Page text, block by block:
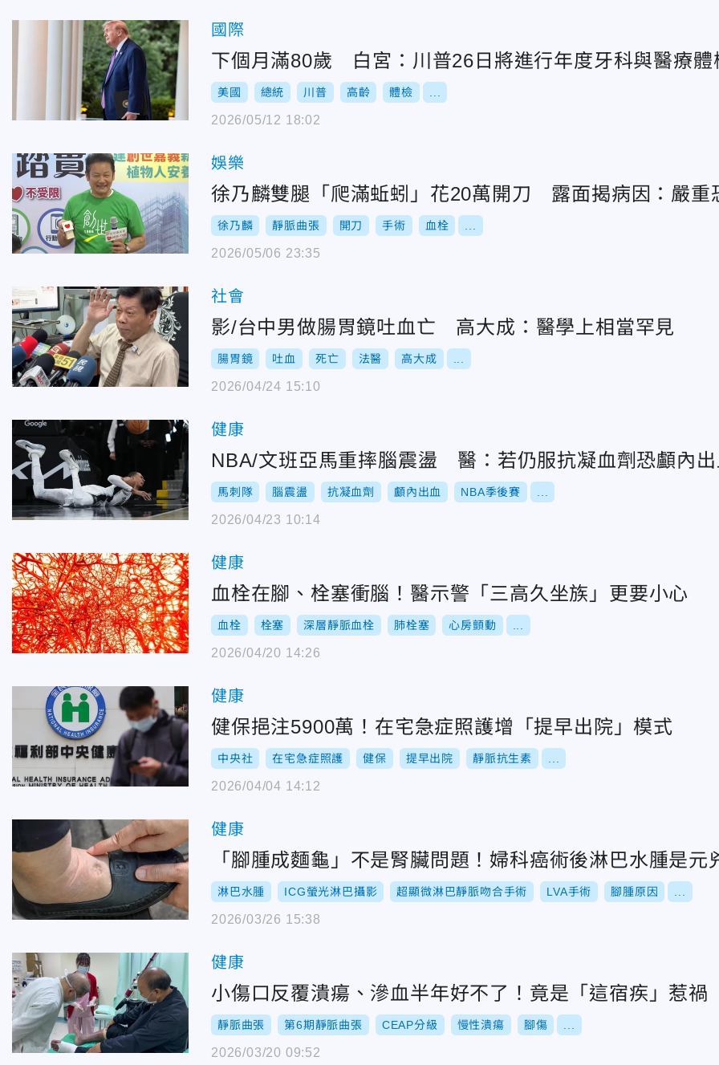
國際
下個月滿80歲 白宮：川普26日將進行年度牙科與醫療體
美國 總統 川普 高齡 體檢
2026/05/12 18:02
娛樂
徐乃麟雙腿「爬滿蚯蚓」花20萬開刀 露面揭病因：嚴重
徐乃麟 靜脈曲張 開刀 手術 血栓
2026/05/06 23:35
社會
影/台中男做腸胃鏡吐血亡 高大成：醫學上相當罕見
腸胃鏡 吐血 死亡 法醫 高大成
2026/04/24 15:10
健康
NBA/文班亞馬重摔腦震盪 醫：若仍服抗凝血劑恐顱內
馬刺隊 腦震盪 抗凝血劑 顱內出血 NBA季後賽
2026/04/23 10:14
健康
血栓在腳、栓塞衝腦！醫示警「三高久坐族」更要小心
血栓 栓塞 深層靜脈血栓 肺栓塞 心房顫動
2026/04/20 14:26
健康
健保挹注5900萬！在宅急症照護增「提早出院」模式
中央社 在宅急症照護 健保 提早出院 靜脈抗生素
2026/04/04 14:12
健康
「腳腫成麵龜」不是腎臟問題！婦科癌術後淋巴水腫是元
淋巴水腫 ICG螢光淋巴攝影 超顯微淋巴靜脈吻合手術 LVA手術 腳腫原因
2026/03/26 15:38
健康
小傷口反覆潰瘍、滲血半年好不了！竟是「這宿疾」惹禍
靜脈曲張 第6期靜脈曲張 CEAP分級 慢性潰瘍 腳傷
2026/03/20 09:52